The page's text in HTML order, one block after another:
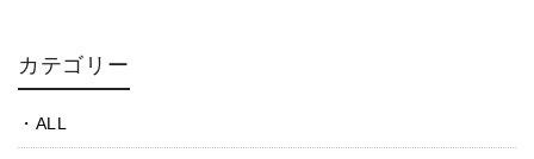
カテゴリー
ALL